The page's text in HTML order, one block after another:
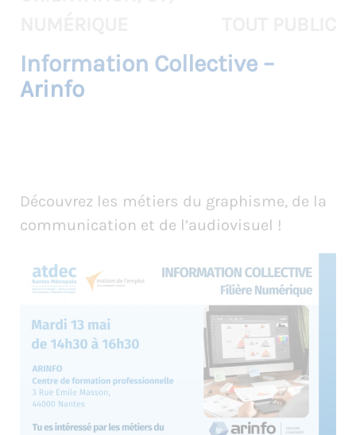
Information Collective –
Arinfo
Découvrez les métiers du graphisme, de la
communication et de l’audiovisuel !